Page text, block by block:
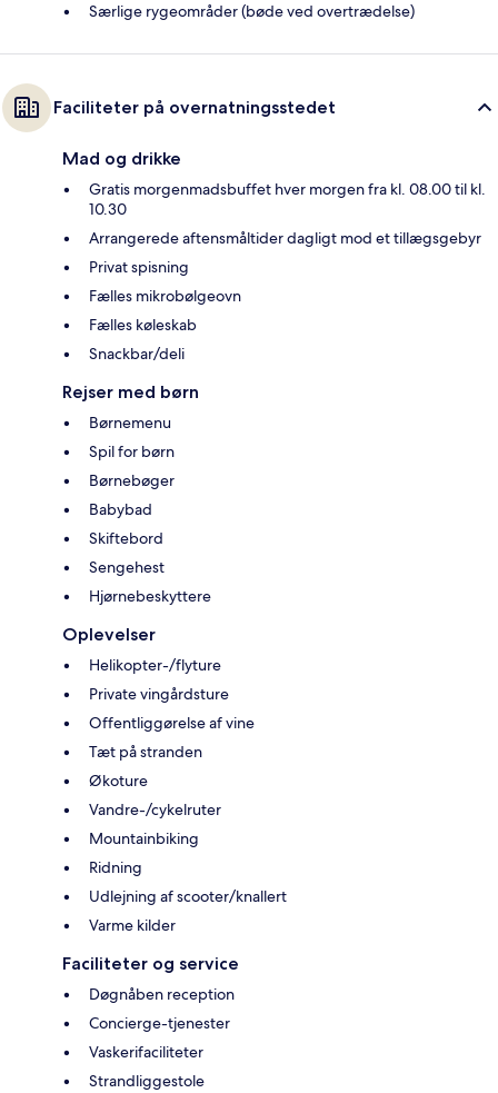
Særlige rygeområder (bøde ved overtrædelse)
Faciliteter på overnatningsstedet
Mad og drikke
Gratis morgenmadsbuffet hver morgen fra kl. 08.00 til kl.
10.30
Arrangerede aftensmåltider dagligt mod et tillægsgebyr
Privat spisning
Fælles mikrobølgeovn
Fælles køleskab
Snackbar/deli
Rejser med børn
Børnemenu
Spil for børn
Børnebøger
Babybad
Skiftebord
Sengehest
Hjørnebeskyttere
Oplevelser
Helikopter-/flyture
Private vingårdsture
Offentliggørelse af vine
Tæt på stranden
Økoture
Vandre-/cykelruter
Mountainbiking
Ridning
Udlejning af scooter/knallert
Varme kilder
Faciliteter og service
Døgnåben reception
Concierge-tjenester
Vaskerifaciliteter
Strandliggestole